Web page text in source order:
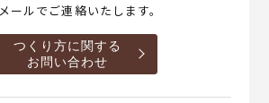
ールでご連絡いたします。
つくり方に関する
お問い合わせ